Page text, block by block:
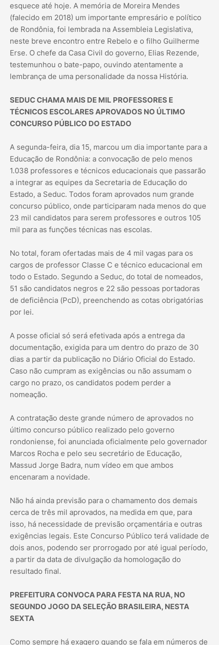
esquece até hoje. A memória de Moreira Mendes
(falecido em 2018) um importante empresário e político
de Rondônia, foi lembrada na Assembleia Legislativa,
neste breve encontro entre Rebelo e o filho Guilherme
Erse. O chefe da Casa Civil do governo, Elias Rezende,
testemunhou o bate-papo, ouvindo atentamente a
lembrança de uma personalidade da nossa História.
SEDUC CHAMA MAIS DE MIL PROFESSORES E
TÉCNICOS ESCOLARES APROVADOS NO ÚLTIMO
CONCURSO PÚBLICO DO ESTADO
A segunda-feira, dia 15, marcou um dia importante para a
Educação de Rondônia: a convocação de pelo menos
1.038 professores e técnicos educacionais que passarão
a integrar as equipes da Secretaria de Educação do
Estado, a Seduc. Todos foram aprovados num grande
concurso público, onde participaram nada menos do que
23 mil candidatos para serem professores e outros 105
mil para as funções técnicas nas escolas.
No total, foram ofertadas mais de 4 mil vagas para os
cargos de professor Classe C e técnico educacional em
todo o Estado. Segundo a Seduc, do total de nomeados,
51 são candidatos negros e 22 são pessoas portadoras
de deficiência (PcD), preenchendo as cotas obrigatórias
por lei.
A posse oficial só será efetivada após a entrega da
documentação, exigida para um dentro do prazo de 30
dias a partir da publicação no Diário Oficial do Estado.
Caso não cumpram as exigências ou não assumam o
cargo no prazo, os candidatos podem perder a
nomeação.
A contratação deste grande número de aprovados no
último concurso público realizado pelo governo
rondoniense, foi anunciada oficialmente pelo governador
Marcos Rocha e pelo seu secretário de Educação,
Massud Jorge Badra, num vídeo em que ambos
encenaram a novidade.
Não há ainda previsão para o chamamento dos demais
cerca de três mil aprovados, na medida em que, para
isso, há necessidade de previsão orçamentária e outras
exigências legais. Este Concurso Público terá validade de
dois anos, podendo ser prorrogado por até igual período,
a partir da data de divulgação da homologação do
resultado final.
PREFEITURA CONVOCA PARA FESTA NA RUA, NO
SEGUNDO JOGO DA SELEÇÃO BRASILEIRA, NESTA
SEXTA
Como sempre há exagero quando se fala em números de